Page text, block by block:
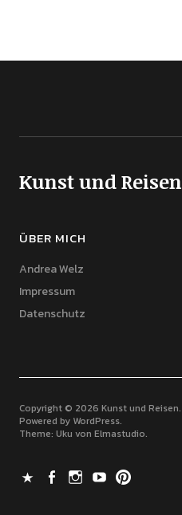
Kunst und Reisen
ÜBER MICH
Andrea Welz
Impressum
Datenschutz
Copyright © 2026 Kunst und Reisen
Powered by WordPress
Theme: Uku von Elmastudio